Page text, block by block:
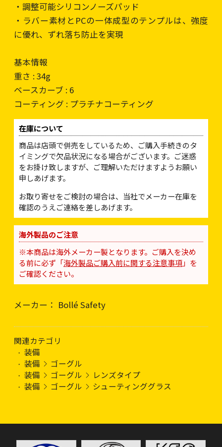
・調整可能シリコンノーズパッド
・ラバー素材とPCの一体成型のテンプルは、強度
に優れ、ずれ落ち防止を実現
基本情報
重さ : 34g
ベースカーブ : 6
コーティング : プラチナコーティング
在庫について
商品は店頭で併売をしているため、ご購入手続きのタ
イミングで欠品状況になる場合がございます。ご迷惑
をお掛け致しますが、ご理解いただけますようお願い
申しあげます。
お取り寄せをご検討の場合は、当社でメーカー在庫を
確認のうえご連絡を差しあげます。
海外製品のご注意
※本商品は海外メーカー製となります。ご購入を決め
る前に必ず「海外製品ご購入前に関する注意事項」を
ご確認ください。
メーカー： Bollé Safety
関連カテゴリ
装備
装備
ゴーグル
装備
ゴーグル
レンズタイプ
装備
ゴーグル シューティンググラス